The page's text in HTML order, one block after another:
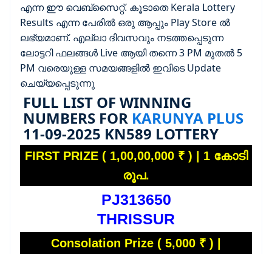
എന്ന ഈ വെബ്സൈറ്റ്. കൂടാതെ Kerala Lottery
Results എന്ന പേരിൽ ഒരു ആപ്പും Play Store ൽ
ലഭ്യമാണ്. എല്ലാ ദിവസവും നടത്തപ്പെടുന്ന
ലോട്ടറി ഫലങ്ങൾ Live ആയി തന്നെ 3 PM മുതൽ 5
PM വരെയുള്ള സമയങ്ങളിൽ ഇവിടെ Update
ചെയ്യപ്പെടുന്നു
FULL LIST OF WINNING
NUMBERS FOR KARUNYA PLUS
11-09-2025 KN589 LOTTERY
FIRST PRIZE ( 1,00,00,000 ₹ ) | 1 കോടി
രൂപ.
PJ313650
THRISSUR
Consolation Prize ( 5,000 ₹ ) |